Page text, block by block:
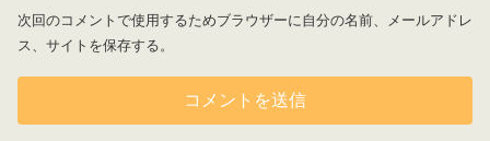
次回のコメントで使用するためブラウザーに自分の名前、メールアドレ
ス、サイトを保存する。